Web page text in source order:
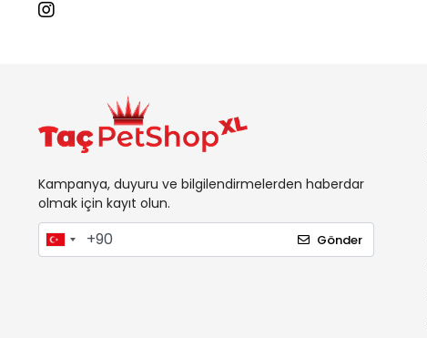
Kampanya, duyuru ve bilgilendirmelerden haberdar
olmak için kayıt olun.
Gönder